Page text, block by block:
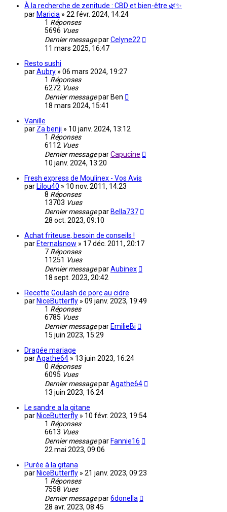
À la recherche de zenitude : CBD et bien-être 🌿✨
par Maricia » 22 févr. 2024, 14:24
1 Réponses
5696 Vues
Dernier messageparCelyne22
11 mars 2025, 16:47
Resto sushi
parAubry » 06 mars 2024, 19:27
1 Réponses
6272 Vues
Dernier messagepar Ben
18 mars 2024, 15:41
Vanille
par Za benji » 10 janv. 2024, 13:12
1 Réponses
6112 Vues
Dernier messageparCapucine
10 janv. 2024, 13:20
Fresh express de Moulinex - Vos Avis
par Lilou40 » 10 nov. 2011, 14:23
8 Réponses
13703 Vues
Dernier messagepar Bella737
28 oct. 2023, 09:10
Achat friteuse, besoin de conseils !
par Eternalsnow » 17 déc. 2011, 20:17
7 Réponses
11251 Vues
Dernier messageparAubinex
18 sept. 2023, 20:42
Recette Goulash de porc au cidre
par NiceButterfly » 09 janv. 2023, 19:49
1 Réponses
6785 Vues
Dernier messagepar EmilieBi
15 juin 2023, 15:29
Dragée mariage
parAgathe64 » 13 juin 2023, 16:24
0 Réponses
6095 Vues
Dernier messageparAgathe64
13 juin 2023, 16:24
Le sandre a la gitane
par NiceButterfly » 10 févr. 2023, 19:54
1 Réponses
6613 Vues
Dernier messagepar Fannie16
22 mai 2023, 09:06
Purée à la gitana
par NiceButterfly » 21 janv. 2023, 09:23
1 Réponses
7558 Vues
Dernier messagepar6donella
28 avr. 2023, 08:45